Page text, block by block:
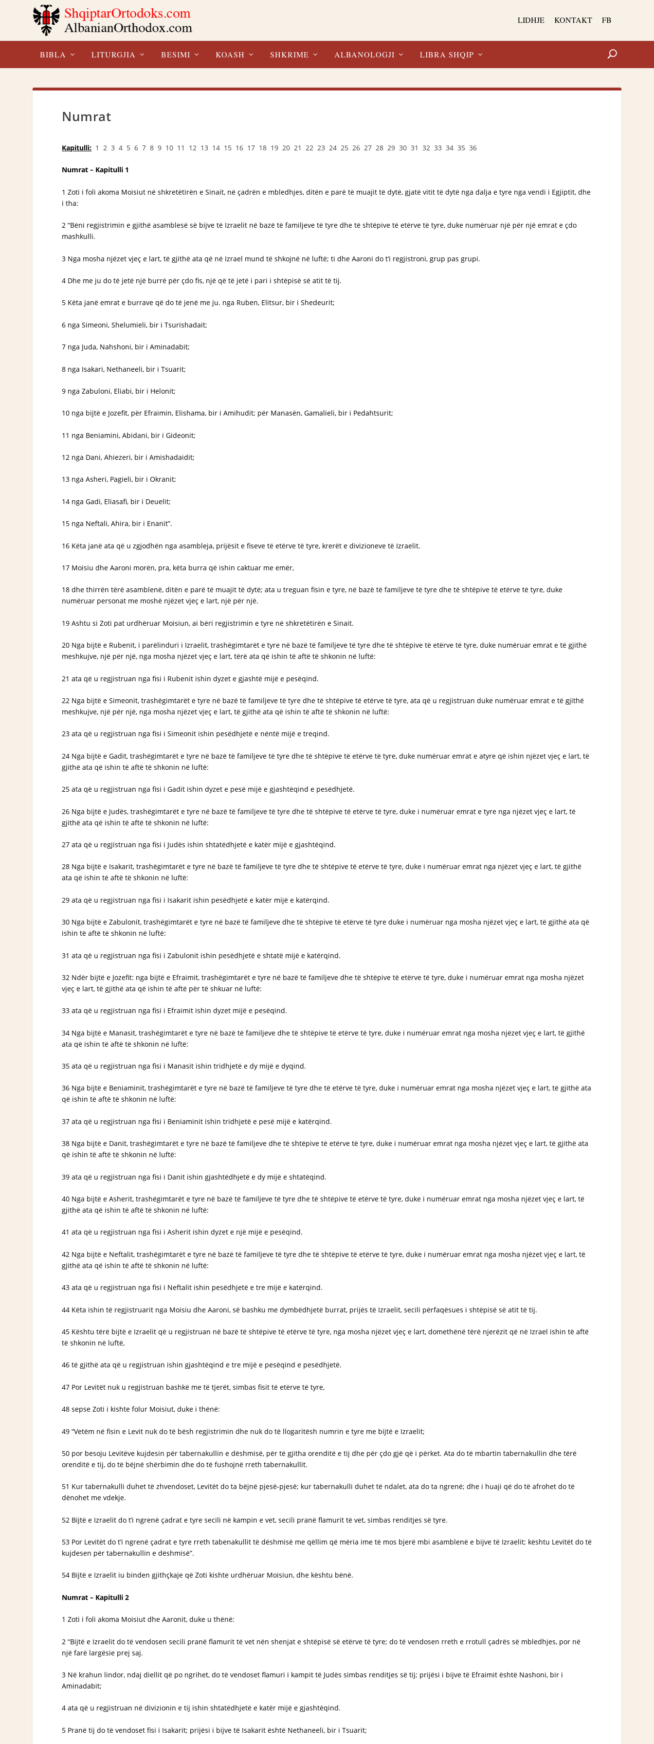
LIDHJE KONTAKT FB
BIBLA LITURGJIA BESIMI KOASH SHKRIME ALBANOLOGJI LIBRA SHQIP
Numrat
Kapitulli: 1 2 3 4 5 6 7 8 9 10 11 12 13 14 15 16 17 18 19 20 21 22 23 24 25 26 27 28 29 30 31 32 33 34 35 36
Numrat – Kapitulli 1
1 Zoti i foli akoma Moisiut në shkretëtirën e Sinait, në çadrën e mbledhjes, ditën e parë të muajit të dytë, gjatë vitit të dytë nga dalja e tyre nga vendi i Egjiptit, dhe
i tha:
2 “Bëni regjistrimin e gjithë asamblesë së bijve të Izraelit në bazë të familjeve të tyre dhe të shtëpive të etërve të tyre, duke numëruar një për një emrat e çdo
mashkulli.
3 Nga mosha njëzet vjeç e lart, të gjithë ata që në Izrael mund të shkojnë në luftë; ti dhe Aaroni do t’i regjistroni, grup pas grupi.
4 Dhe me ju do të jetë një burrë për çdo fis, një që të jetë i pari i shtëpisë së atit të tij.
5 Këta janë emrat e burrave që do të jenë me ju. nga Ruben, Elitsur, bir i Shedeurit;
6 nga Simeoni, Shelumieli, bir i Tsurishadait;
7 nga Juda, Nahshoni, bir i Aminadabit;
8 nga Isakari, Nethaneeli, bir i Tsuarit;
9 nga Zabuloni, Eliabi, bir i Helonit;
10 nga bijtë e Jozefit, për Efraimin, Elishama, bir i Amihudit; për Manasën, Gamalieli, bir i Pedahtsurit;
11 nga Beniamini, Abidani, bir i Gideonit;
12 nga Dani, Ahiezeri, bir i Amishadaidit;
13 nga Asheri, Pagieli, bir i Okranit;
14 nga Gadi, Eliasafi, bir i Deuelit;
15 nga Neftali, Ahira, bir i Enanit”.
16 Këta janë ata që u zgjodhën nga asambleja, prijësit e fiseve të etërve të tyre, krerët e divizioneve të Izraelit.
17 Moisiu dhe Aaroni morën, pra, këta burra që ishin caktuar me emër,
18 dhe thirrën tërë asamblenë, ditën e parë të muajit të dytë; ata u treguan fisin e tyre, në bazë të familjeve të tyre dhe të shtëpive të etërve të tyre, duke
numëruar personat me moshë njëzet vjeç e lart, një për një.
19 Ashtu si Zoti pat urdhëruar Moisiun, ai bëri regjistrimin e tyre në shkretëtirën e Sinait.
20 Nga bijtë e Rubenit, i parëlinduri i Izraelit, trashëgimtarët e tyre në bazë të familjeve të tyre dhe të shtëpive të etërve të tyre, duke numëruar emrat e të gjithë
meshkujve, një për një, nga mosha njëzet vjeç e lart, tërë ata që ishin të aftë të shkonin në luftë:
21 ata që u regjistruan nga fisi i Rubenit ishin dyzet e gjashtë mijë e pesëqind.
22 Nga bijtë e Simeonit, trashëgimtarët e tyre në bazë të familjeve të tyre dhe të shtëpive të etërve të tyre, ata që u regjistruan duke numëruar emrat e të gjithë
meshkujve, një për një, nga mosha njëzet vjeç e lart, të gjithë ata që ishin të aftë të shkonin në luftë:
23 ata që u regjistruan nga fisi i Simeonit ishin pesëdhjetë e nëntë mijë e treqind.
24 Nga bijtë e Gadit, trashëgimtarët e tyre në bazë të familjeve të tyre dhe të shtëpive të etërve të tyre, duke numëruar emrat e atyre që ishin njëzet vjeç e lart, të
gjithë ata që ishin të aftë të shkonin në luftë:
25 ata që u regjistruan nga fisi i Gadit ishin dyzet e pesë mijë e gjashtëqind e pesëdhjetë.
26 Nga bijtë e Judës, trashëgimtarët e tyre në bazë të familjeve të tyre dhe të shtëpive të etërve të tyre, duke i numëruar emrat e tyre nga njëzet vjeç e lart, të
gjithë ata që ishin të aftë të shkonin në luftë:
27 ata që u regjistruan nga fisi i Judës ishin shtatëdhjetë e katër mijë e gjashtëqind.
28 Nga bijtë e Isakarit, trashëgimtarët e tyre në bazë të familjeve të tyre dhe të shtëpive të etërve të tyre, duke i numëruar emrat nga njëzet vjeç e lart, të gjithë
ata që ishin të aftë të shkonin në luftë:
29 ata që u regjistruan nga fisi i Isakarit ishin pesëdhjetë e katër mijë e katërqind.
30 Nga bijtë e Zabulonit, trashëgimtarët e tyre në bazë të familjeve dhe të shtëpive të etërve të tyre duke i numëruar nga mosha njëzet vjeç e lart, të gjithë ata që
ishin të aftë të shkonin në luftë:
31 ata që u regjistruan nga fisi i Zabulonit ishin pesëdhjetë e shtatë mijë e katërqind.
32 Ndër bijtë e Jozefit: nga bijtë e Efraimit, trashëgimtarët e tyre në bazë të familjeve dhe të shtëpive të etërve të tyre, duke i numëruar emrat nga mosha njëzet
vjeç e lart, të gjithë ata që ishin të aftë për të shkuar në luftë:
33 ata që u regjistruan nga fisi i Efraimit ishin dyzet mijë e pesëqind.
34 Nga bijtë e Manasit, trashëgimtarët e tyre në bazë të familjeve dhe të shtëpive të etërve të tyre, duke i numëruar emrat nga mosha njëzet vjeç e lart, të gjithë
ata që ishin të aftë të shkonin në luftë:
35 ata që u regjistruan nga fisi i Manasit ishin tridhjetë e dy mijë e dyqind.
36 Nga bijtë e Beniaminit, trashëgimtarët e tyre në bazë të familjeve të tyre dhe të etërve të tyre, duke i numëruar emrat nga mosha njëzet vjeç e lart, të gjithë ata
që ishin të aftë të shkonin në luftë:
37 ata që u regjistruan nga fisi i Beniaminit ishin tridhjetë e pesë mijë e katërqind.
38 Nga bijtë e Danit, trashëgimtarët e tyre në bazë të familjeve dhe të shtëpive të etërve të tyre, duke i numëruar emrat nga mosha njëzet vjeç e lart, të gjithë ata
që ishin të aftë të shkonin në luftë:
39 ata që u regjistruan nga fisi i Danit ishin gjashtëdhjetë e dy mijë e shtatëqind.
40 Nga bijtë e Asherit, trashëgimtarët e tyre në bazë të familjeve të tyre dhe të shtëpive të etërve të tyre, duke i numëruar emrat nga mosha njëzet vjeç e lart, të
gjithë ata që ishin të aftë të shkonin në luftë:
41 ata që u regjistruan nga fisi i Asherit ishin dyzet e një mijë e pesëqind.
42 Nga bijtë e Neftalit, trashëgimtarët e tyre në bazë të familjeve të tyre dhe të shtëpive të etërve të tyre, duke i numëruar emrat nga mosha njëzet vjeç e lart, të
gjithë ata që ishin të aftë të shkonin në luftë:
43 ata që u regjistruan nga fisi i Neftalit ishin pesëdhjetë e tre mijë e katërqind.
44 Këta ishin të regjistruarit nga Moisiu dhe Aaroni, së bashku me dymbëdhjetë burrat, prijës të Izraelit, secili përfaqësues i shtëpisë së atit të tij.
45 Kështu tërë bijtë e Izraelit që u regjistruan në bazë të shtëpive të etërve të tyre, nga mosha njëzet vjeç e lart, domethënë tërë njerëzit që në Izrael ishin të aftë
të shkonin në luftë,
46 të gjithë ata që u regjistruan ishin gjashtëqind e tre mijë e pesëqind e pesëdhjetë.
47 Por Levitët nuk u regjistruan bashkë me të tjerët, simbas fisit të etërve të tyre,
48 sepse Zoti i kishte folur Moisiut, duke i thënë:
49 “Vetëm në fisin e Levit nuk do të bësh regjistrimin dhe nuk do të llogaritësh numrin e tyre me bijtë e Izraelit;
50 por besoju Levitëve kujdesin për tabernakullin e dëshmisë, për të gjitha orenditë e tij dhe për çdo gjë që i përket. Ata do të mbartin tabernakullin dhe tërë
orenditë e tij, do të bëjnë shërbimin dhe do të fushojnë rreth tabernakullit.
51 Kur tabernakulli duhet të zhvendoset, Levitët do ta bëjnë pjesë-pjesë; kur tabernakulli duhet të ndalet, ata do ta ngrenë; dhe i huaji që do të afrohet do të
dënohet me vdekje.
52 Bijtë e Izraelit do t’i ngrenë çadrat e tyre secili në kampin e vet, secili pranë flamurit të vet, simbas renditjes së tyre.
53 Por Levitët do t’i ngrenë çadrat e tyre rreth tabenakullit të dëshmisë me qëllim që mëria ime të mos bjerë mbi asamblenë e bijve të Izraelit; kështu Levitët do të
kujdesen për tabernakullin e dëshmisë”.
54 Bijtë e Izraelit iu binden gjithçkaje që Zoti kishte urdhëruar Moisiun, dhe kështu bënë.
Numrat – Kapitulli 2
1 Zoti i foli akoma Moisiut dhe Aaronit, duke u thënë:
2 “Bijtë e Izraelit do të vendosen secili pranë flamurit të vet nën shenjat e shtëpisë së etërve të tyre; do të vendosen rreth e rrotull çadrës së mbledhjes, por në
një farë largësie prej saj.
3 Në krahun lindor, ndaj diellit që po ngrihet, do të vendoset flamuri i kampit të Judës simbas renditjes së tij; prijësi i bijve të Efraimit është Nashoni, bir i
Aminadabit;
4 ata që u regjistruan në divizionin e tij ishin shtatëdhjetë e katër mijë e gjashtëqind.
5 Pranë tij do të vendoset fisi i Isakarit; prijësi i bijve të Isakarit është Nethaneeli, bir i Tsuarit;